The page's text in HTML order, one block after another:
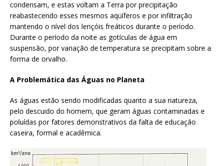
condensam, e estas voltam a Terra por precipitação
reabastecendo esses mesmos aqüíferos e por infiltração
mantendo o nível dos lençóis freáticos durante o período.
Durante o período da noite as gotículas de água em
suspensão, por variação de temperatura se precipitam sobre a
forma de orvalho.
A Problemática das Águas no Planeta
As águas estão sendo modificadas quanto a sua natureza,
pelo descuido do homem, que geram águas contaminadas e
poluídas por fatores demonstrativos da falta de educação
caseira, formal e acadêmica.